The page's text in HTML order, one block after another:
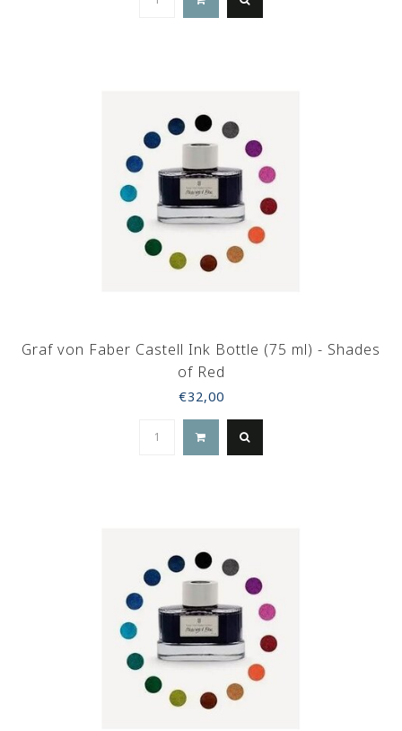
Graf von Faber Castell Ink Bottle (75 ml) - Shades
of Red
€32,00